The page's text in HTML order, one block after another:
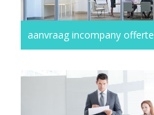
aanvraag incompany offerte